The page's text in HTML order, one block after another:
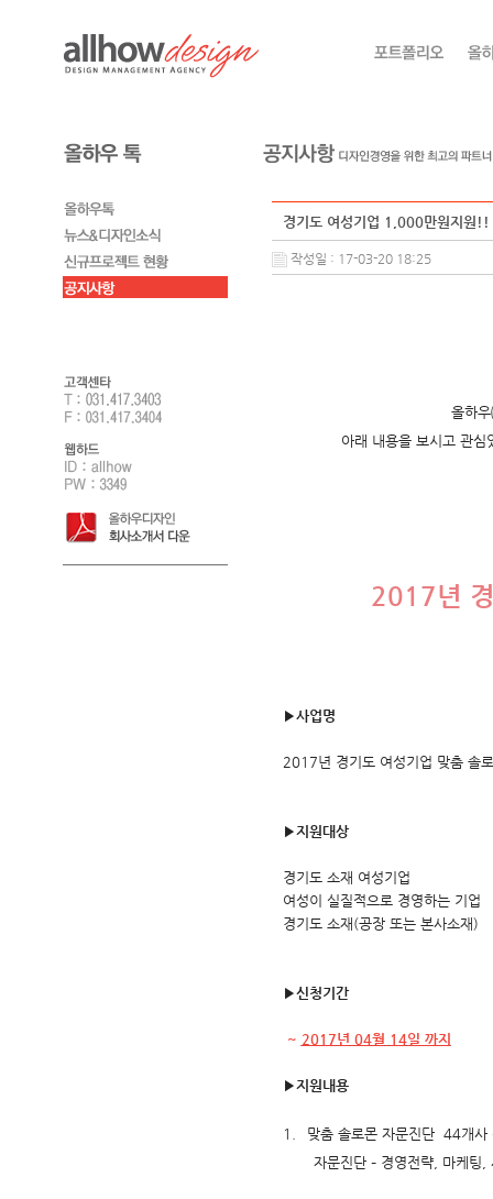
경기도 여성기업 1,000만원지원!!
작성일 : 17-03-20 18:25
올하
아래 내용을 보시고 관심
2017년
▶사업명
2017년 경기도 여성기업 맞춤 솔
▶지원대상
경기도 소재 여성기업
여성이 실질적으로 경영하는 기업
경기도 소재 (공장 또는 본사소재)
▶신청기간
~ 2017년 04월 14일 까지
▶지원내용
1. 맞춤 솔로몬 자문진단 44개사
자문진단 – 경영전략, 마케팅